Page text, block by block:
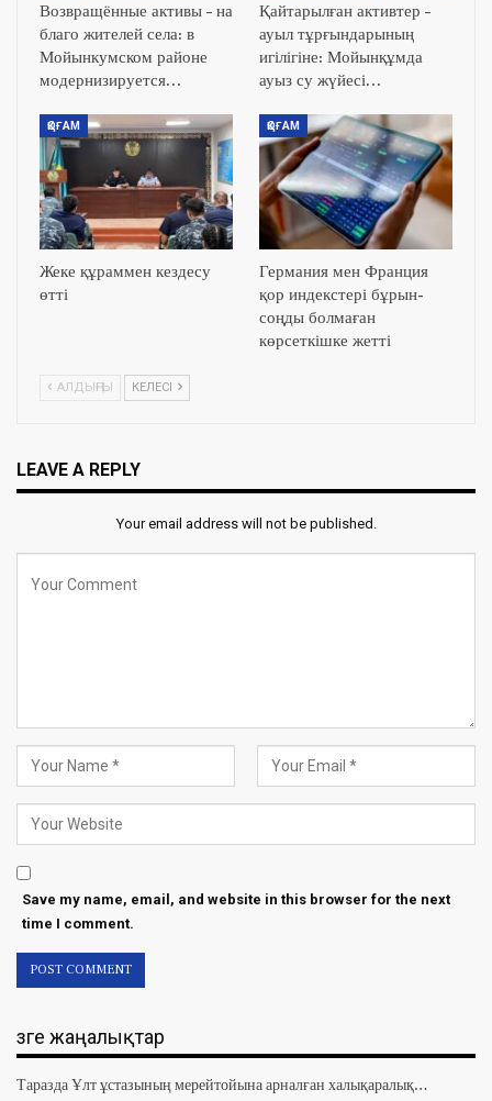
Возвращённые активы – на
благо жителей села: в
Мойынкумском районе
модернизируется…
Қайтарылған активтер –
ауыл тұрғындарының
игілігіне: Мойынқұмда
ауыз су жүйесі…
ҚОҒАМ
Жеке құраммен кездесу
өтті
ҚОҒАМ
Германия мен Франция
қор индекстері бұрын-
соңды болмаған
көрсеткішке жетті
АЛДЫҢҒЫ КЕЛЕСІ
LEAVE A REPLY
Your email address will not be published.
Save my name, email, and website in this browser for the next
time I comment.
Өзге жаңалықтар
Таразда Ұлт ұстазының мерейтойына арналған халықаралық…